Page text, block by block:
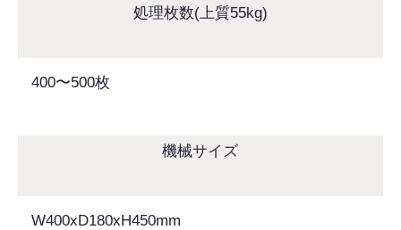
処理枚数(上質55kg)
400〜500枚
機械サイズ
W400xD180xH450mm